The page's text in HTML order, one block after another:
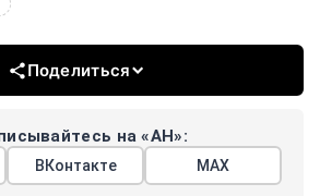
Поделиться
на «АН»:
ВКонтакте МАХ